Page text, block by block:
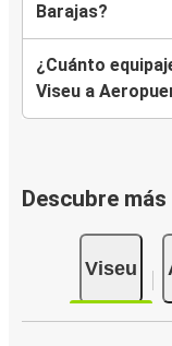
Barajas?
¿Cuánto
Viseu a
Descubre
Viseu